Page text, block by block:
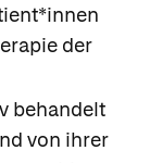
der
behandelt
von ihrer